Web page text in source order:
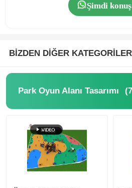
Şimdi
BİZDEN DİĞER KATEGORİLER
Park Oyun Alanı Tasarımı